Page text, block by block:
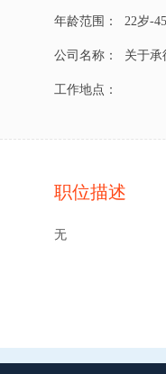
年龄范围： 22岁-
公司名称： 关于承
工作地点：
职位描述
无